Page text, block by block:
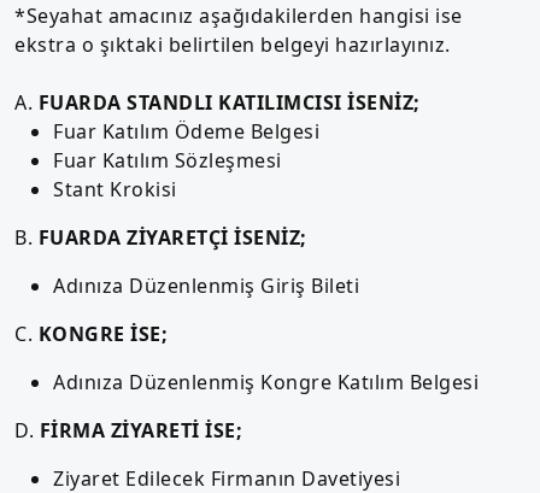
*Seyahat amacınız aşağıdakilerden hangisi ise
ekstra o şıktaki belirtilen belgeyi hazırlayınız.
A. FUARDA STANDLI KATILIMCISI İSENİZ;
Fuar Katılım Ödeme Belgesi
Fuar Katılım Sözleşmesi
Stant Krokisi
B. FUARDA ZİYARETÇİ İSENİZ;
Adınıza Düzenlenmiş Giriş Bileti
C. KONGRE İSE;
Adınıza Düzenlenmiş Kongre Katılım Belgesi
D. FİRMA ZİYARETİ İSE;
Ziyaret Edilecek Firmanın Davetiyesi